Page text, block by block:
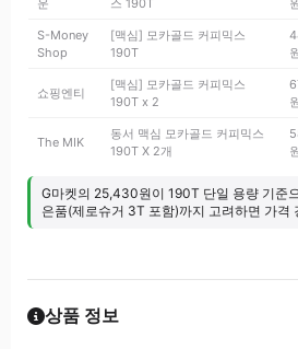
운
스 190T
S-Money
Shop
[맥심] 모카골드 커피믹스
190T
쇼핑엔티
[맥심] 모카골드 커피믹스
190T x 2
The MIK
동서 맥심 모카골드 커피믹스
190T X 2개
G마켓의 25,430원이 190T 단일 용량 기준
은품(제로슈거 3T 포함)까지 고려하면 가격
상품 정보